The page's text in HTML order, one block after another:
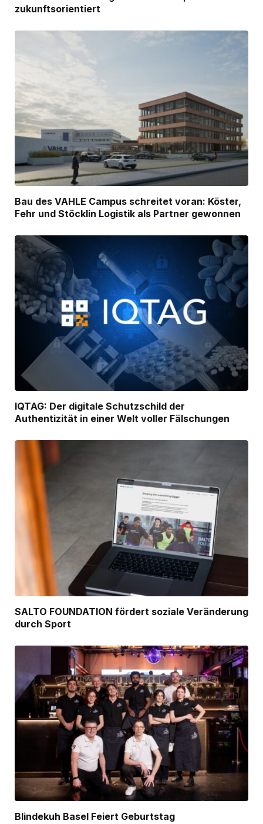
zukunftsorientiert
Bau des VAHLE Campus schreitet voran: Köster,
Fehr und Stöcklin Logistik als Partner gewonnen
IQTAG: Der digitale Schutzschild der
Authentizität in einer Welt voller Fälschungen
SALTO FOUNDATION fördert soziale Veränderung
durch Sport
Blindekuh Basel Feiert Geburtstag